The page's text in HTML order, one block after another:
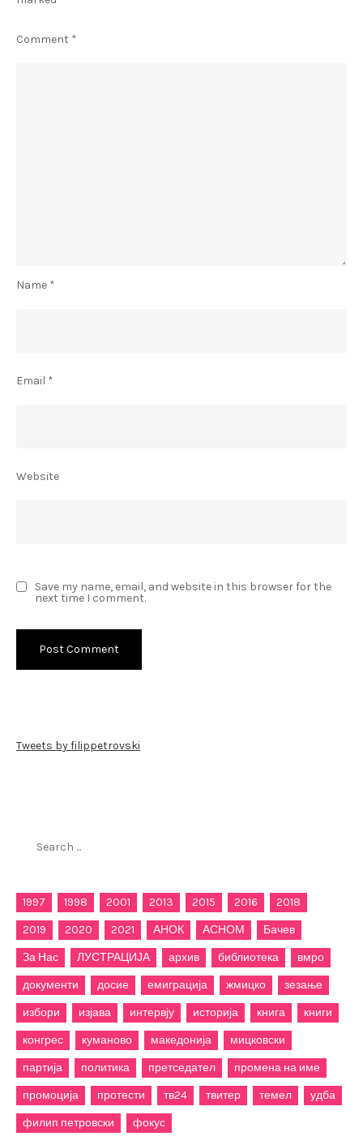
Comment *
Name *
Email *
Website
Save my name, email, and website in this browser for the
next time I comment.
Tweets by filippetrovski
1997 1998 2001 2013 2015 2016
2018
2019
2020 2021 АНОК АСНОМ
Бачев
За Нас
ЛУСТРАЦИЈА архив библиотека
вмро
документи
досие емиграција жмицко
зезање
избори
изјава интервју историја книга
книги
конгрес
куманово македонија
мицковски
партија
политика претседател
промена на име
промоција
протести тв24 твитер темел
удба
филип петровски
фокус